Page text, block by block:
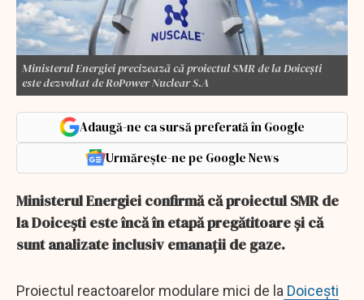
Ministerul Energiei precizează că proiectul SMR de la Doicești
este dezvoltat de RoPower Nuclear S.A
Adaugă-ne ca sursă preferată în Google
Urmărește-ne pe Google News
Ministerul Energiei confirmă că proiectul SMR de
la Doicești este încă în etapă pregătitoare și că
sunt analizate inclusiv emanații de gaze.
Proiectul reactoarelor modulare mici de la Doicești